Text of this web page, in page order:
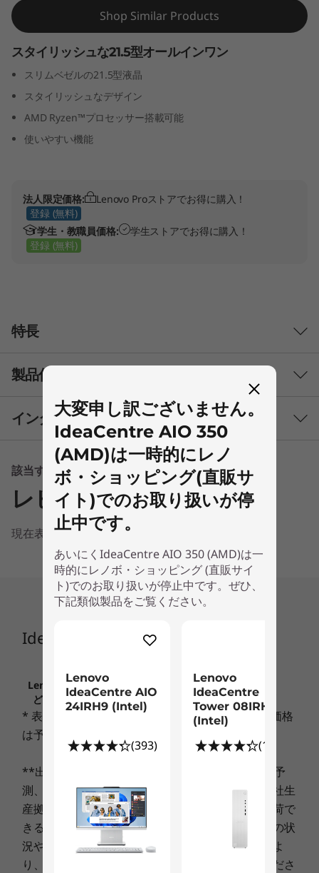
A
M
D
Shop Similar Products
スタイリッシュな21.5型オールインワン
スリムベゼルの21.5型液晶
スタイリッシュなデザイン
AMD Ryzen™プロセッサー搭載可能
使いやすい機能
法人限定価格:
Lenovo Proストアでお得に購入！
登録 (無料)
学生・教職員価格:
学生ストアでお得に購入！
登録 (無料)
特長
スタイリッシュなデザイン
など、どんな利用シーンにもフィットするスタイ
リッシュなデザインを採用。エレガントなベース
ースを広くつかえるオールインワンです。
さまざまな作業を軽々とこなす
負荷のかかるタスクも軽々とこなすAMD Ryzen™
プロセッサーを搭載可能。また、高速なSSD
(PCIe NVMe/M.2)も搭載可能で、高速にアプリを
起動可能です。
製品仕様
パフォーマンス
プロセッサー
最大 AMD Ryzen™ 5 3500U プロセッサー
初期導入OS
Windows 10 Home
グラフィックカード
Integrated graphics
最大 8GB
Up to 512GB SSD + 1TB HDD, plus dual storage
設計
ディスプレイ
21.5型広視野角ワイド液晶（1920x1080）
その他
ブランド
インターフェース
-オプティカル・ドライブ
電源ボタン
電源コネクタ
-イーサネット・コネクター（RJ-45）
-HDMI（外部出力）
-USB 2.0
該当する情報はありません
レビュー
現在表示できる情報はありません
IdeaCentre AIO 350 (AMD)
Lenovo.comに掲載されている価格、条件、保守な
ど、重要なお知らせは、こちらでご確認ください
* 表示価格には消費税が含まれております。また価格
は予告なく変更されることがございます。
**出荷予定日は、その時点での在庫・生産状況の予
測、ならびに最短のご決済日起算にもとづく、弊社生
産拠点からの出荷予定日程であり、この日程で出荷で
きることをお約束するものではありません。注文の状
況や使用部材の供給状況、製造工程上の都合等によ
り、遅延する場合がありますことを予めご了承くださ
大変申し訳ございません。
IdeaCentre AIO 350
(AMD)は一時的にレノ
ボ・ショッピング(直販サ
イト)でのお取り扱いが停
止中です。
あいにくIdeaCentre AIO 350 (AMD)は一
時的にレノボ・ショッピング (直販サイ
ト)でのお取り扱いが停止中です。ぜひ、
下記類似製品をご覧ください。
Lenovo
IdeaCentre AIO
24IRH9 (Intel)
(393)
Lenovo
IdeaCentre
Tower 08IRH9
(Intel)
(148)